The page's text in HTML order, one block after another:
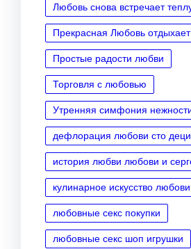
Любовь снова встречает
Прекрасная Любовь отдыхает
Простые радости любви
Торговля с любовью
Утренняя симфония
дефлорация любови сто
история любви любови и
кулинарное искусство любови
любовные секс покупки
любовные секс шоп игрушки